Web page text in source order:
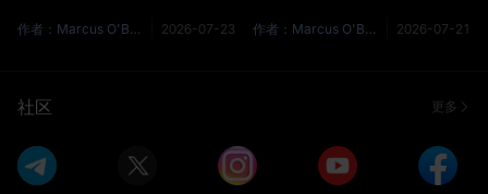
也不是一个大家有共识的单一数
距大约 40 美元。 这个落差不是
数据提供商纳入的分析师名单不
同、取样的时间区间也不同；更
作者：Marcus O'Brien 2026-07-23
箭业务亏损 6.57 亿美元，AI 业
SpaceX 向美国证券交易委员会
计、正式载入公开记录，而且与
火箭升空所讲述的故事截
作者：Marcus O'Brien 2026-07-21
社区 更多